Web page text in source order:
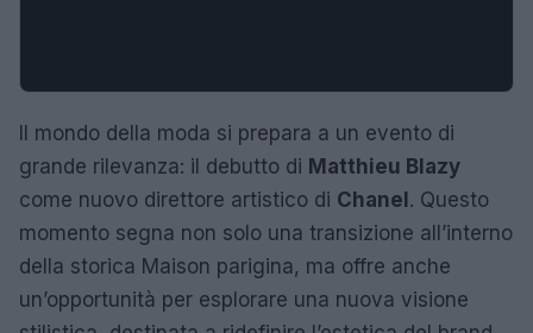
Il mondo della moda si prepara a un evento di
grande rilevanza: il debutto di Matthieu Blazy
come nuovo direttore artistico di Chanel. Questo
momento segna non solo una transizione all’interno
della storica Maison parigina, ma offre anche
un’opportunità per esplorare una nuova visione